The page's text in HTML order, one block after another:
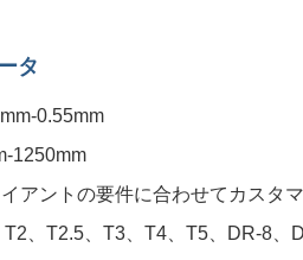
タ
0.55mm
1250mm
アントの要件に合わせてカスタ
T2、T2.5、T3、T4、T5、DR-8、